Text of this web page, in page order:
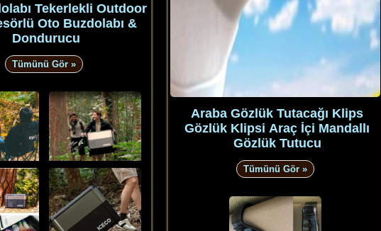
Tekerlekli Outdoor
Oto Buzdolabı &
Dondurucu
Tümünü Gör »
Araba Gözlük Tutacağı Klips
Gözlük Klipsi Araç İçi Mandallı
Gözlük Tutucu
Tümünü Gör »